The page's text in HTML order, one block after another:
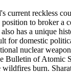
current reckless
to broker
has a unique
domestic
nuclear
Bulletin of
burn.